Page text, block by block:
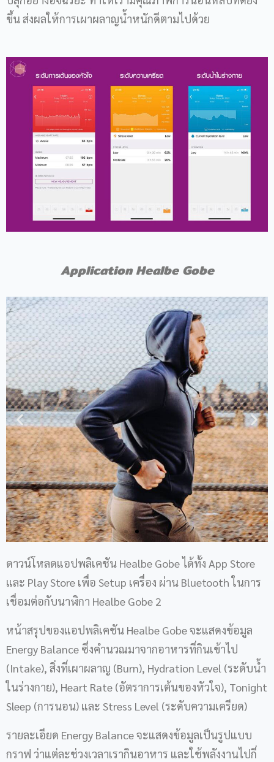
ขึ้น ส่งผลให้การเผาผลาญน้ำหนักดีตามไปด้วย
Application Healbe Gobe
ดาวน์โหลดแอปพลิเคชัน Healbe Gobe ได้ทั้ง App Store
และ Play Store เพื่อ Setup เครื่อง ผ่าน Bluetooth ในการ
เชื่อมต่อกับนาฬิกา Healbe Gobe 2
หน้าสรุปของแอปพลิเคชัน Healbe Gobe จะแสดงข้อมูล
Energy Balance ซึ่งคำนวณมาจากอาหารที่กินเข้าไป
(Intake), สิ่งที่เผาผลาญ (Burn), Hydration Level (ระดับน้ำ
ในร่างกาย), Heart Rate (อัตราการเต้นของหัวใจ), Tonight
Sleep (การนอน) และ Stress Level (ระดับความเครียด)
รายละเอียด Energy Balance จะแสดงข้อมูลเป็นรูปแบบ
กราฟ ว่าแต่ละช่วงเวลาเรากินอาหาร และใช้พลังงานไปกี่